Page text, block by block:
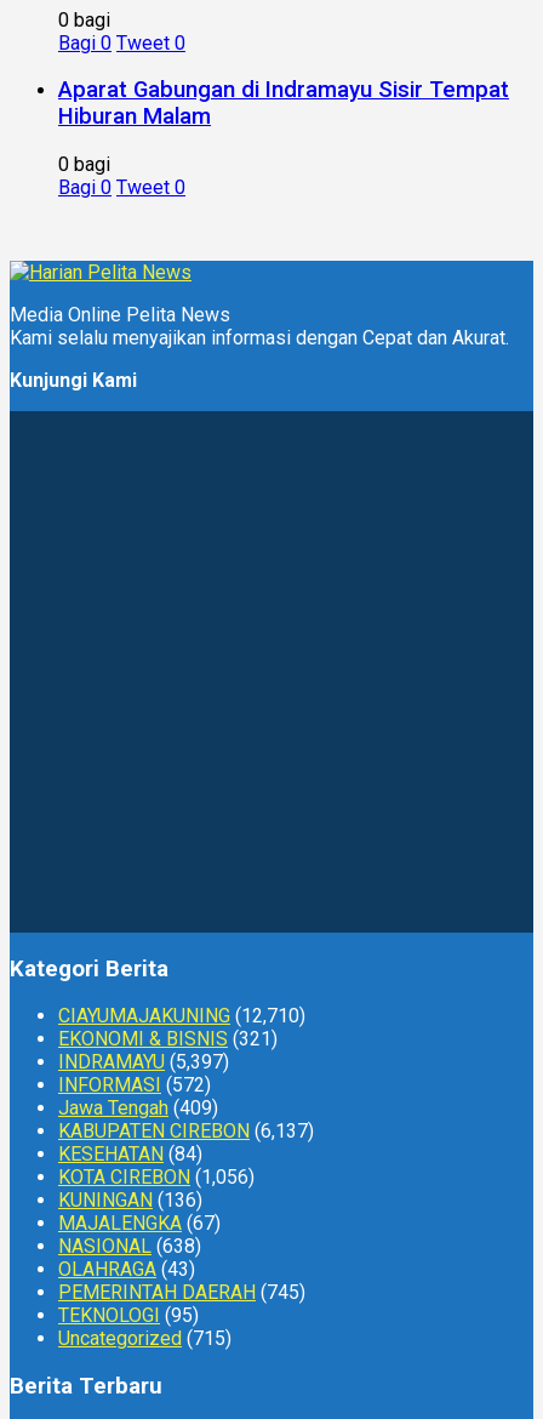
0 bagi
Bagi 0 Tweet 0
Aparat Gabungan di Indramayu Sisir Tempat
Hiburan Malam
0 bagi
Bagi 0 Tweet 0
Media Online Pelita News
Kami selalu menyajikan informasi dengan Cepat dan Akurat.
Kunjungi Kami
Kategori Berita
CIAYUMAJAKUNING (12,710)
EKONOMI & BISNIS (321)
INDRAMAYU (5,397)
INFORMASI (572)
Jawa Tengah (409)
KABUPATEN CIREBON (6,137)
KESEHATAN (84)
KOTA CIREBON (1,056)
KUNINGAN (136)
MAJALENGKA (67)
NASIONAL (638)
OLAHRAGA (43)
PEMERINTAH DAERAH (745)
TEKNOLOGI (95)
Uncategorized (715)
Berita Terbaru